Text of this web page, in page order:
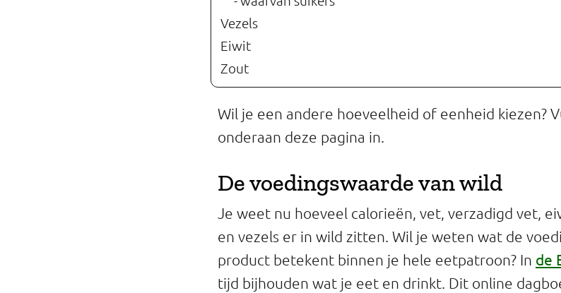
Vezels
Eiwit
Zout
Wil je een andere hoeveelheid of eenheid kiezen?
onderaan deze pagina in.
De voedingswaarde van wild
Je weet nu hoeveel calorieën, vet, verzadigd vet,
en vezels er in wild zitten. Wil je weten wat de
product betekent binnen je hele eetpatroon? In de
tijd bijhouden wat je eet en drinkt. Dit online